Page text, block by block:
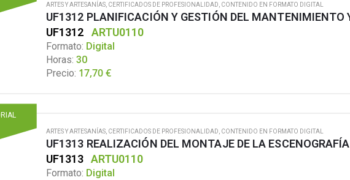
ARTES Y ARTESANÍAS CERTIFICADOS DE PROFESIONALIDAD CONTENIDO EN FORMATO DIGITAL
UF1312 ARTU0110
Formato: Digital
Horas: 30
Precio: 17,70€
ARTES Y ARTESANÍAS CERTIFICADOS DE PROFESIONALIDAD CONTENIDO EN FORMATO DIGITAL
UF1313 REALIZACIÓN DEL MONTAJE DE LA ESCENOGRAFÍA
UF1313 ARTU0110
Formato: Digital